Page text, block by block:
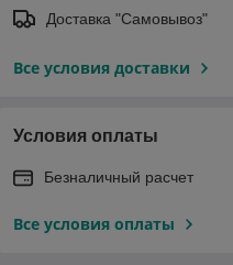
Доставка "Самовывоз"
Все условия доставки
Условия оплаты
Безналичный расчет
Все условия оплаты